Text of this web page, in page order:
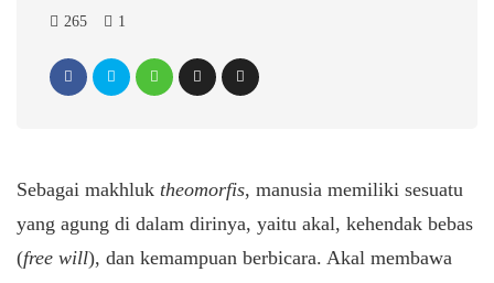
265 1
Sebagai makhluk theomorfis, manusia memiliki sesuatu
yang agung di dalam dirinya, yaitu akal, kehendak bebas
(free will), dan kemampuan berbicara. Akal membawa